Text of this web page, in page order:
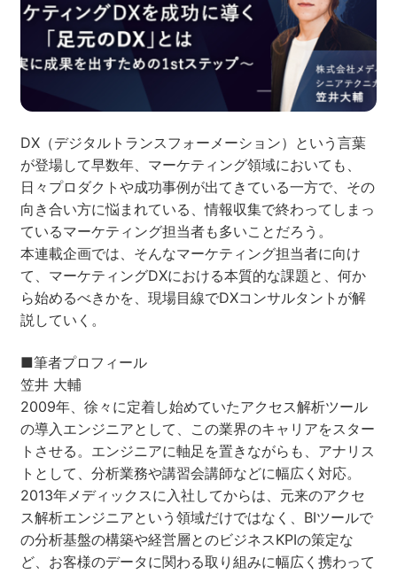
ネット市場調査データ フィード広告
ホワイトペーパー
CRM KARTE
Google Cloud／BI
実績・事例
セミナー
株式会社メディックス
お問い合わせ
プライバシーポリシー
DX（デジタルトランスフォーメーション）という言葉
が登場して早数年、マーケティング領域においても、
日々プロダクトや成功事例が出てきている一方で、その
向き合い方に悩まれている、情報収集で終わってしまっ
ているマーケティング担当者も多いことだろう。
本連載企画では、そんなマーケティング担当者に向け
て、マーケティングDXにおける本質的な課題と、何か
ら始めるべきかを、現場目線でDXコンサルタントが解
説していく。
■筆者プロフィール
笠井 大輔
2009年、徐々に定着し始めていたアクセス解析ツール
の導入エンジニアとして、この業界のキャリアをスター
トさせる。エンジニアに軸足を置きながらも、アナリス
トとして、分析業務や講習会講師などに幅広く対応。
2013年メディックスに入社してからは、元来のアクセ
ス解析エンジニアという領域だけではなく、BIツールで
の分析基盤の構築や経営層とのビジネスKPIの策定な
ど、お客様のデータに関わる取り組みに幅広く携わって